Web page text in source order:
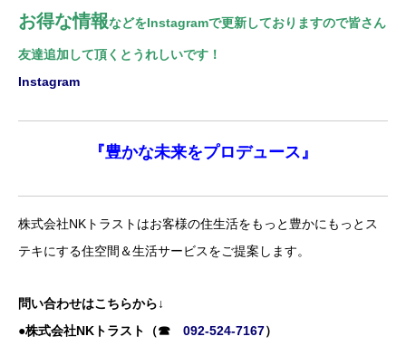
お得な情報などをInstagramで更新しておりますので皆さん
友達追加して頂くとうれしいです！
Instagram
『豊かな未来をプロデュース』
株式会社NKトラストはお客様の住生活をもっと豊かにもっとス
テキにする住空間＆生活サービスをご提案します。
問い合わせはこちらから↓
●株式会社NKトラスト（☎ 092-524-7167）